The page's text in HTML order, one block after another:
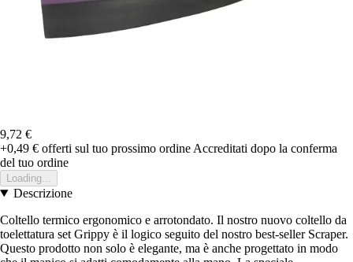
9,72 €
+0,49 € offerti sul tuo prossimo ordine Accreditati dopo la conferma
del tuo ordine
Loading...
Descrizione
Coltello termico ergonomico e arrotondato. Il nostro nuovo coltello da
toelettatura set Grippy è il logico seguito del nostro best-seller Scraper.
Questo prodotto non solo è elegante, ma è anche progettato in modo